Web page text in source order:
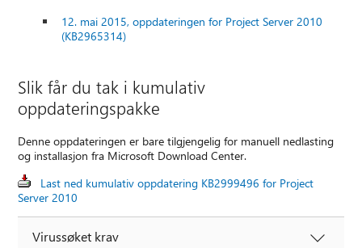
12. mai 2015, oppdateringen for Project Server 2010
(KB2965314)
Slik får du tak i kumulativ
oppdateringspakke
Denne oppdateringen er bare tilgjengelig for manuell nedlasting
og installasjon fra Microsoft Download Center.
Last ned kumulativ oppdatering KB2999496 for Project
Server 2010
Virussøket krav